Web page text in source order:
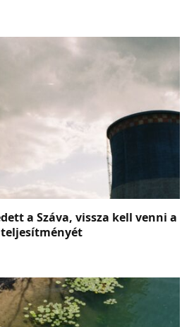
a Száva, vissza kell venni a